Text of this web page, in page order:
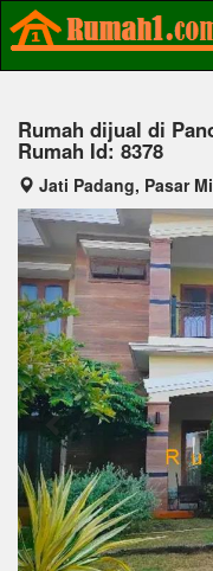
Rumah dijual di
Rumah Id: 8378
Jati Padang, Pasar
Previous